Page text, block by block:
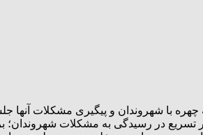
شهروندان و پیگیری مشکلات آنها جلسه
تسریع در رسیدگی به مشکلات